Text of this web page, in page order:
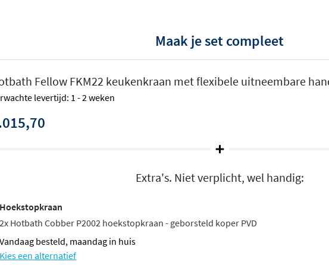
zich door een tijdloos modern designmet
Deze serie is ontworpen voor mensen
concessies te doen aan stijl. Met zijn strakke
Fellow FKM22 perfect in hedendaagse
een totale kraanhoogte van maar liefst 504
bewegingsvrijheid . De uitneembare
grote pannen te vullen of je spoelbak grondig
zorgt ervoor dat je de waterstraal precies
Maak je set compleet
Fellow FKM22 keukenkraan met flexibele uitneembare
levertijd: 1 - 2 weken
Extra's. Niet verplicht, wel handig:
Hoekstopkraan
2x Hotbath Cobber P2002 hoekstopkraan - geborsteld koper PVD
vandaag besteld, maandag in huis
Kies een alternatief